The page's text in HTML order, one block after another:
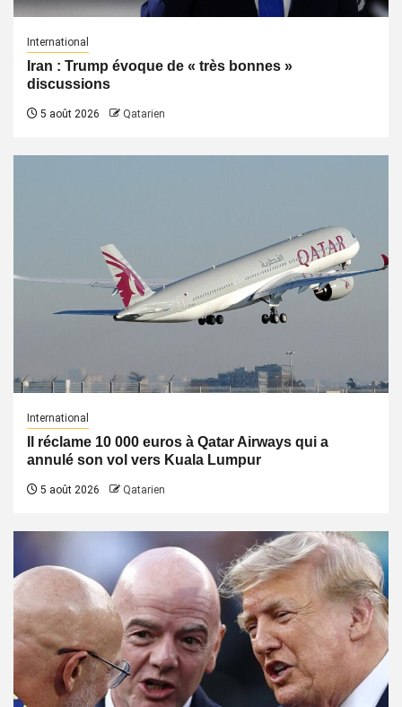
International
Iran : Trump évoque de « très bonnes »
discussions
5 août 2026 Qatarien
International
Il réclame 10 000 euros à Qatar Airways qui a
annulé son vol vers Kuala Lumpur
5 août 2026 Qatarien